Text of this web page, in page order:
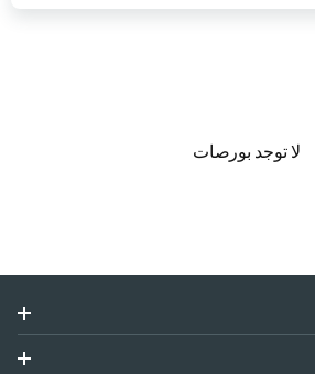
لا توجد بورصات